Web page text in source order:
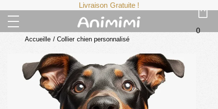
Livraison Gratuite !
0
Accueille / Collier chien personnalisé